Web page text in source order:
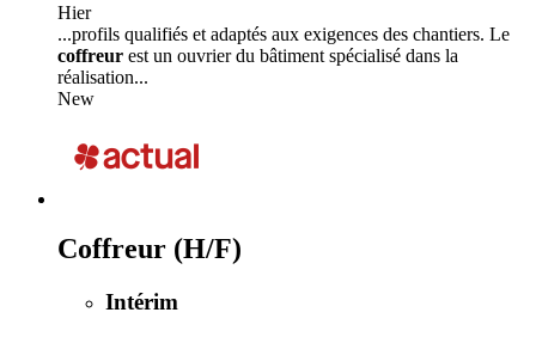
Hier
...profils qualifiés et adaptés aux exigences des chantiers. Le
coffreur est un ouvrier du bâtiment spécialisé dans la
réalisation...
New
Coffreur (H/F)
Intérim